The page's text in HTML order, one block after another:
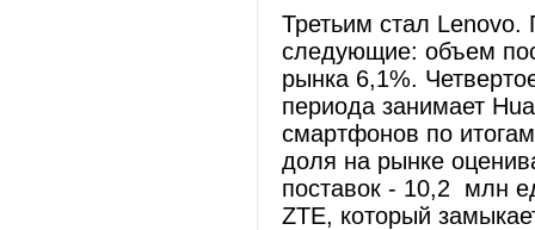
Третьим стал Lenovo.
следующие: объем
рынка 6,1%.
периода занимает
смартфонов по
доля на рынке
поставок - 10,2 млн
ZTE, который